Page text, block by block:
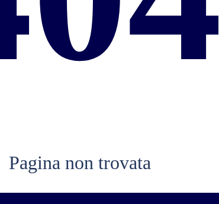
Pagina non trovata